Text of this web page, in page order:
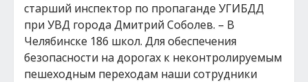
старший инспектор по пропаганде УГИБДД
при УВД города Дмитрий Соболев. – В
Челябинске 186 школ. Для обеспечения
безопасности на дорогах к неконтролируемым
пешеходным переходам наши сотрудники